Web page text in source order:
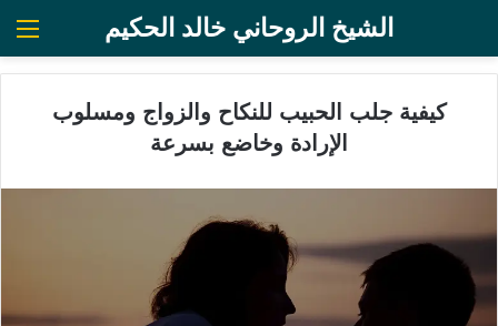
الشيخ الروحاني خالد الحكيم
كيفية جلب الحبيب للنكاح والزواج ومسلوب
الإرادة وخاضع بسرعة